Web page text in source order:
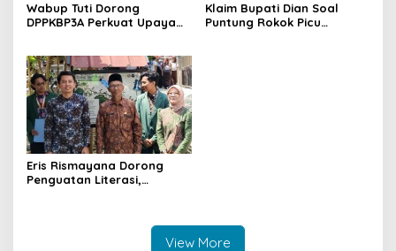
Wabup Tuti Dorong
DPPKBP3A Perkuat Upaya
Keluarga
Klaim Bupati Dian Soal
Puntung Rokok Picu
Eris Rismayana Dorong
Penguatan Literasi,
View More